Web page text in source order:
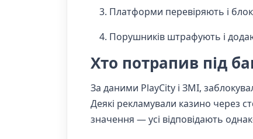
Платформи перевіряють і
Порушників штрафують і
Хто потрапив під
За даними PlayCity і ЗМІ,
Деякі рекламували казино через
значення — усі відповідають